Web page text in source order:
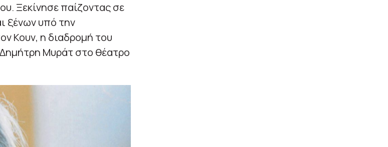
Ξεκίνησε παίζοντας σε
ξένων υπό την
Κουν, η διαδρομή του
Μυράτ στο θέατρο